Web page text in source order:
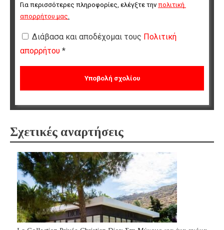
Για περισσότερες πληροφορίες, ελέγξτε την πολιτική
απορρήτου μας
Διάβασα και αποδέχομαι τους Πολιτική
απορρήτου *
Σχετικές αναρτήσεις